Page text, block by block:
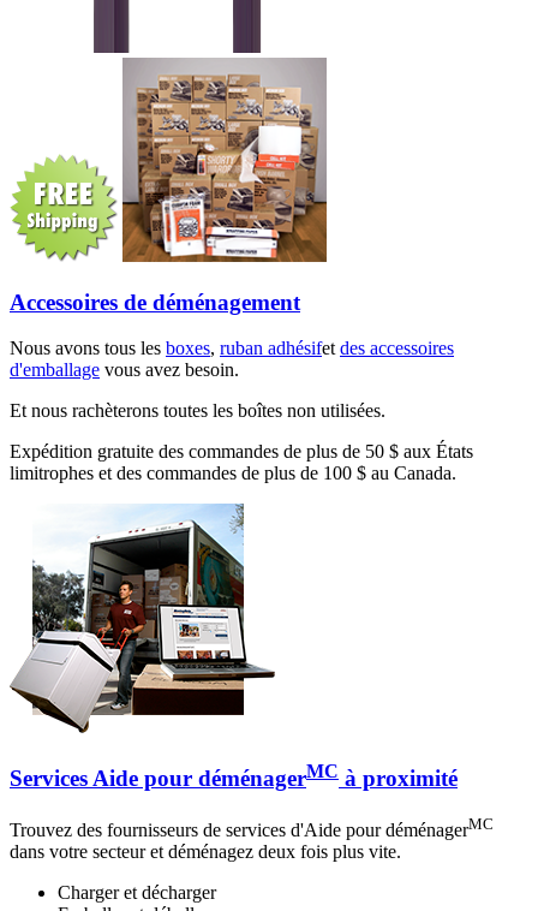
Accessoires de déménagement
Nous avons tous les boxes, ruban adhésifetdes accessoires
d'emballage vous avez besoin.
Et nous rachèterons toutes les boîtes non utilisées.
Expédition gratuite des commandes de plus de 50 $ aux États
limitrophes et des commandes de plus de 100 $ au Canada.
Services Aide pour déménagerMC à proximité
Trouvez des fournisseurs de services d'Aide pour déménagerMC
dans votre secteur et déménagez deux fois plus vite.
Charger et décharger